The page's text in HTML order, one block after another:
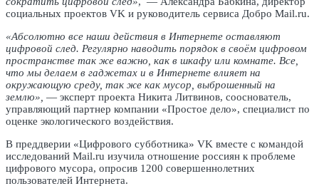
социальных проектов VK и руководитель сервиса Добро Mail.ru.
«Абсолютно все наши действия в Интернете оставляют
цифровой след. Регулярно наводить порядок в своём цифровом
пространстве так же важно, как в шкафу или комнате. Все,
что мы делаем в гаджетах и в Интернете влияет на
окружающую среду, так же как мусор, выброшенный на
землю», — эксперт проекта Никита Литвинов, сооснователь,
управляющий партнер компании «Простое дело», специалист по
оценке экологического воздействия.
В преддверии «Цифрового субботника» VK вместе с командой
исследований Mail.ru изучила отношение россиян к проблеме
цифрового мусора, опросив 1200 совершеннолетних
пользователей Интернета.